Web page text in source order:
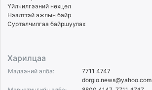
Үйлчилгээний нөхцөл
Нээлттэй ажлын байр
Сурталчилгаа байршуулах
Харилцаа
Мэдээний алба:
7711 4747
dorgio.news@yahoo.com